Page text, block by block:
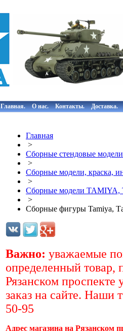
Главная. О нас. Контакты. Доставка.
Главная
>
Сборные стендовые
>
Сборные модели, краска,
>
Сборные модели
>
Сборные фигуры Tamiya,
Важно: уважаемые
определенный товар,
Рязанском проспекте
заказ на сайте. Наши
50-95
Адрес магазина на Рязанском